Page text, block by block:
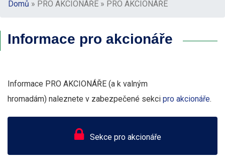
Domů » PRO AKCIONÁŘE » PRO AKCIONÁŘE
Informace pro akcionáře
Informace PRO AKCIONÁŘE (a k valným
hromadám) naleznete v zabezpečené sekci pro akcionáře.
Sekce pro akcionáře